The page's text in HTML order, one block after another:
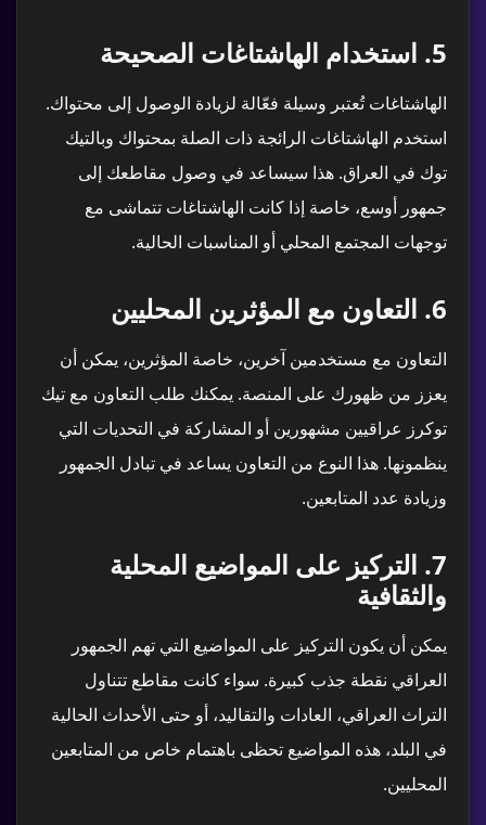
5. استخدام الهاشتاغات الصحيحة
الهاشتاغات تُعتبر وسيلة فعّالة لزيادة الوصول إلى محتواك.
استخدم الهاشتاغات الرائجة ذات الصلة بمحتواك وبالتيك
توك في العراق. هذا سيساعد في وصول مقاطعك إلى
جمهور أوسع، خاصة إذا كانت الهاشتاغات تتماشى مع
توجهات المجتمع المحلي أو المناسبات الحالية.
6. التعاون مع المؤثرين المحليين
التعاون مع مستخدمين آخرين، خاصة المؤثرين، يمكن أن
يعزز من ظهورك على المنصة. يمكنك طلب التعاون مع تيك
توكرز عراقيين مشهورين أو المشاركة في التحديات التي
ينظمونها. هذا النوع من التعاون يساعد في تبادل الجمهور
وزيادة عدد المتابعين.
7. التركيز على المواضيع المحلية
والثقافية
يمكن أن يكون التركيز على المواضيع التي تهم الجمهور
العراقي نقطة جذب كبيرة. سواء كانت مقاطع تتناول
التراث العراقي، العادات والتقاليد، أو حتى الأحداث الحالية
في البلد، هذه المواضيع تحظى باهتمام خاص من المتابعين
المحليين.
دعم kd1s
متاح الآن